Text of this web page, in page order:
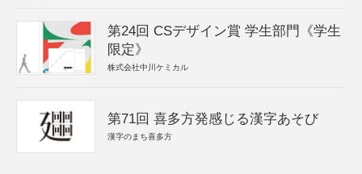
第24回 CSデザイン賞 学生部門《学生
限定》
株式会社中川ケミカル
第71回 喜多方発感じる漢字あそび
漢字のまち喜多方